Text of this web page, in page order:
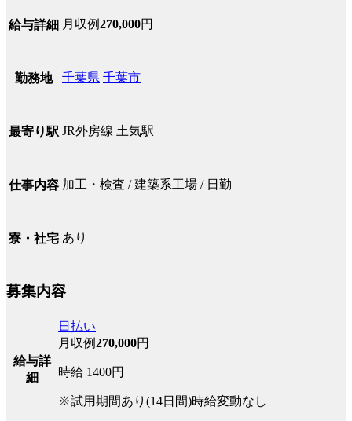
給与詳細 月収例270,000円
勤務地 千葉県 千葉市
最寄り駅 JR外房線 土気駅
仕事内容 加工・検査 / 建築系工場 / 日勤
寮・社宅 あり
募集内容
給与詳
細
日払い
月収例270,000円
時給 1400円
※試用期間あり(14日間)時給変動なし